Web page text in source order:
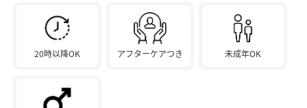
20時以降OK アフターケアつき 未成年OK